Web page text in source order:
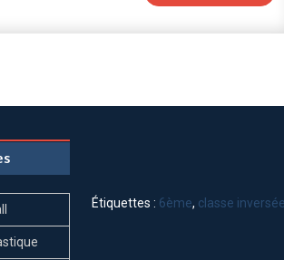
Étiquettes : 6ème, classe